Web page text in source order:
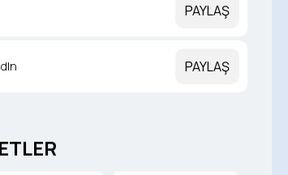
PAYLAŞ
PAYLAŞ